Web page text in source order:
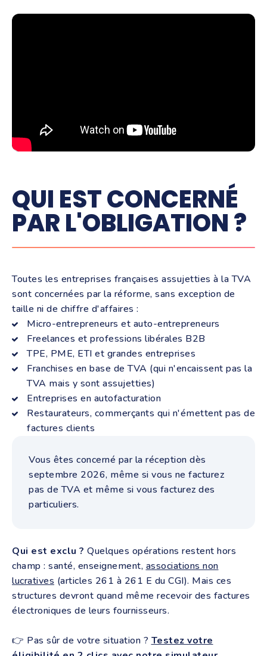
QUI EST CONCERNÉ
PAR L'OBLIGATION ?
Toutes les entreprises françaises assujetties à la TVA
sont concernées par la réforme, sans exception de
taille ni de chiffre d'affaires :
Micro-entrepreneurs et auto-entrepreneurs
Freelances et professions libérales B2B
TPE, PME, ETI et grandes entreprises
Franchises en base de TVA (qui n'encaissent pas la
TVA mais y sont assujetties)
Entreprises en autofacturation
Restaurateurs, commerçants qui n'émettent pas de
factures clients
Vous êtes concerné par la réception dès
septembre 2026, même si vous ne facturez
pas de TVA et même si vous facturez des
particuliers.
Qui est exclu ? Quelques opérations restent hors
champ : santé, enseignement, associations non
lucratives (articles 261 à 261 E du CGI). Mais ces
structures devront quand même recevoir des factures
électroniques de leurs fournisseurs.
👉 Pas sûr de votre situation ? Testez votre